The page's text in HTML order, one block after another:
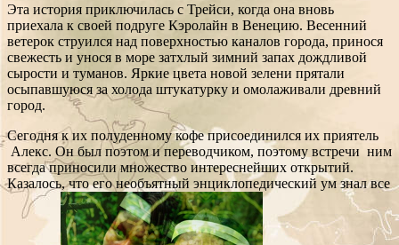
Эта история приключилась с Трейси, когда она вновь
приехала к своей подруге Кэролайн в Венецию. Весенний
ветерок струился над поверхностью каналов города, принося
свежесть и унося в море затхлый зимний запах дождливой
сырости и туманов. Яркие цвета новой зелени прятали
осыпавшуюся за холода штукатурку и омолаживали древний
город.
Сегодня к их полуденному кофе присоединился их приятель
Алекс. Он был поэтом и переводчиком, поэтому встречи ним
всегда приносили множество интереснейших открытий.
Казалось, что его необъятный энциклопедический ум знал все